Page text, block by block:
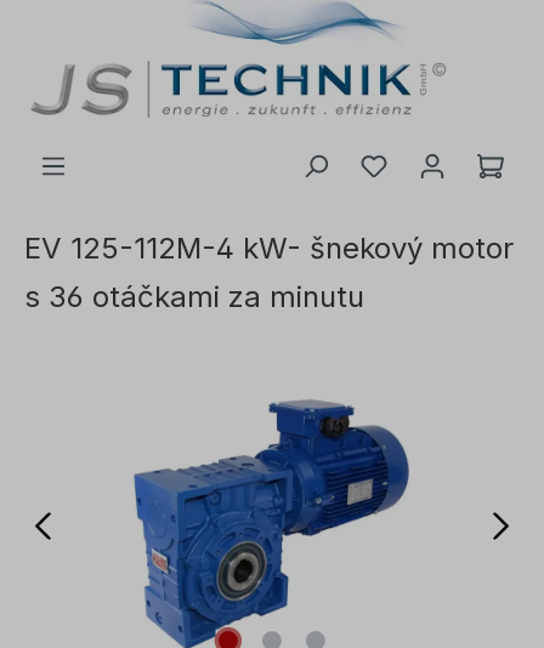
EV 125-112M-4 kW- šnekový motor
s 36 otáčkami za minutu